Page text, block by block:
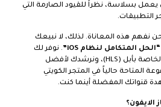
يعمل بسلاسة، نظراً للقيود الصارمة التي
التطبيقات.
نفهم هذه المعاناة. لذلك، لا نبيعك
“الحل المتكامل لنظام iOS”
. نوفر لك
سيرفرات تدعم صيغ البث الخاصة بأبل (HLS)، ونرشدك لأفضل
المتاحة حالياً في المتجر الكويتي
قنواتك المفضلة أينما كنت.
الايفون؟